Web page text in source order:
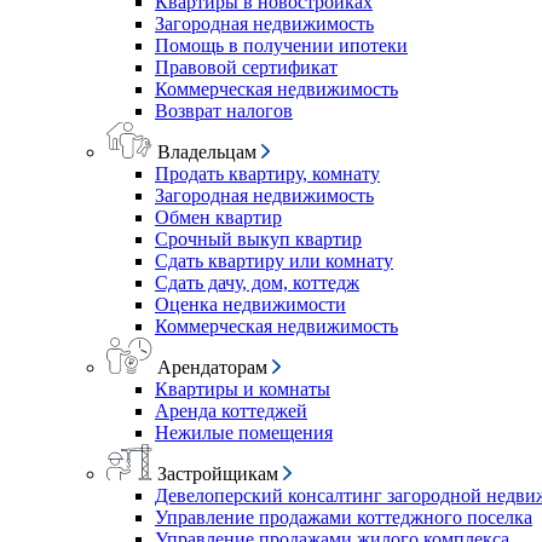
Загородная недвижимость
Помощь в получении ипотеки
Правовой сертификат
Коммерческая недвижимость
Возврат налогов
Владельцам
Продать квартиру, комнату
Загородная недвижимость
Обмен квартир
Срочный выкуп квартир
Сдать квартиру или комнату
Сдать дачу, дом, коттедж
Оценка недвижимости
Коммерческая недвижимость
Арендаторам
Квартиры и комнаты
Аренда коттеджей
Нежилые помещения
Застройщикам
Девелоперский консалтинг загородной
Управление продажами коттеджного поселка